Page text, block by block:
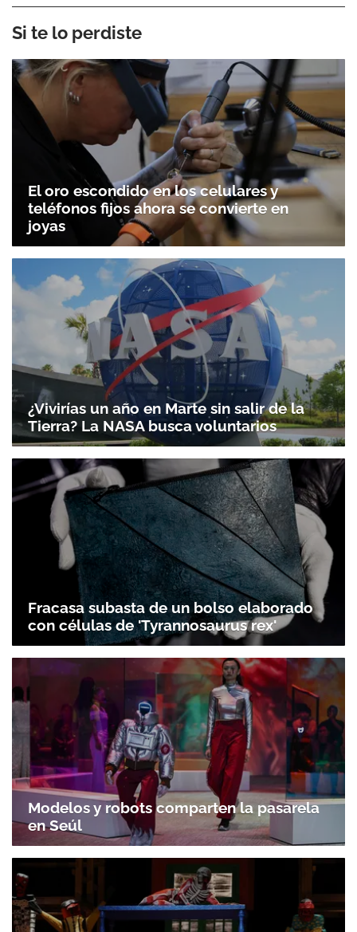
Si te lo perdiste
El oro escondido en los celulares y
teléfonos fijos ahora se convierte en
joyas
¿Vivirías un año en Marte sin salir de la
Tierra? La NASA busca voluntarios
Fracasa subasta de un bolso elaborado
con células de 'Tyrannosaurus rex'
Modelos y robots comparten la pasarela
en Seúl